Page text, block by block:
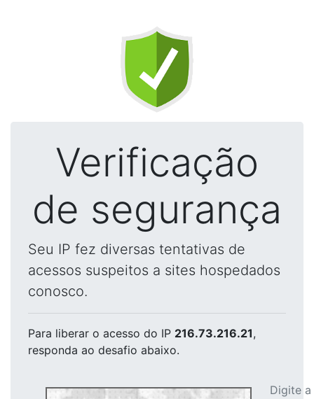
Verificação
de segurança
Seu IP fez diversas tentativas de
acessos suspeitos a sites hospedados
conosco.
Para liberar o acesso do IP 216.73.216.21,
responda ao desafio abaixo.
Digite